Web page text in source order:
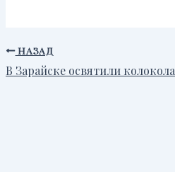
НАЗАД
В Зарайске освятили